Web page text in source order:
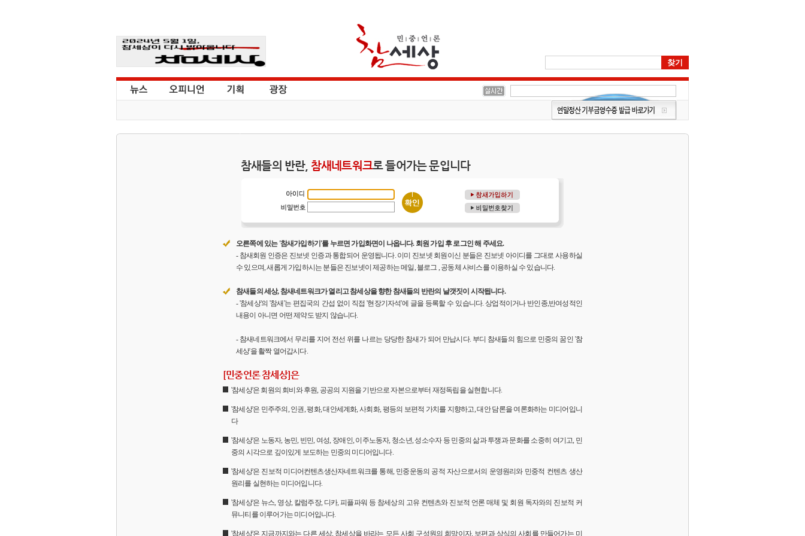
참새들의 반란, 참새네트워크로 들어가는 문입니다
오른쪽에 있는 '참새가입하기'를 누르면 가입화면이 나옵니다. 회원 가입 후 로그인 해 주세요.
- 참새회원 인증은 진보넷 인증과 통합되어 운영됩니다. 이미 진보넷 회원이신 분들은 진보넷 아이디를 그대로 사용하실
수 있으며, 새롭게 가입하시는 분들은 진보넷이 제공하는 메일, 블로그 , 공동체 사비스를 이용하실 수 있습니다.
참새들의 세상, 참새네트워크가 열리고 참세상을 향한 참새들의 반란의 날갯짓이 시작됩니다.
- '참세상'의 '참새'는 편집국의 간섭 없이 직접 '현장기자석'에 글을 등록할 수 있습니다. 상업적이거나 반인종,반여성적인
내용이 아니면 어떤 제약도 받지 않습니다.
- 참새네트워크에서 무리를 지어 전선 위를 나르는 당당한 참새가 되어 만납시다. 부디 참새들의 힘으로 민중의 꿈인 '참
세상'을 활짝 열어갑시다.
[민중언론 참세상]은
'참세상'은 회원의 회비와 후원, 공공의 지원을 기반으로 자본으로부터 재정독립을 실현합니다.
'참세상'은 민주주의, 인권, 평화, 대안세계화, 사회화, 평등의 보편적 가치를 지향하고, 대안 담론을 여론화하는 미디어입니
다
'참세상'은 노동자, 농민, 빈민, 여성, 장애인, 이주노동자, 청소년, 성소수자 등 민중의 삶과 투쟁과 문화를 소중히 여기고, 민
중의 시각으로 깊이있게 보도하는 민중의 미디어입니다.
'참세상'은 진보적 미디어컨텐츠생산자네트워크를 통해, 민중운동의 공적 자산으로서의 운영원리와 민중적 컨텐츠 생산
원리를 실현하는 미디어입니다.
'참세상'은 뉴스, 영상, 칼럼주장, 디카, 피플파워 등 참세상의 고유 컨텐츠와 진보적 언론 매체 및 회원 독자와의 진보적 커
뮤니티를 이루어가는 미디어입니다.
'참세상'은 지금까지와는 다른 세상, 참세상을 바라는 모든 사회 구성원의 희망이자, 보편과 상식의 사회를 만들어가는 미